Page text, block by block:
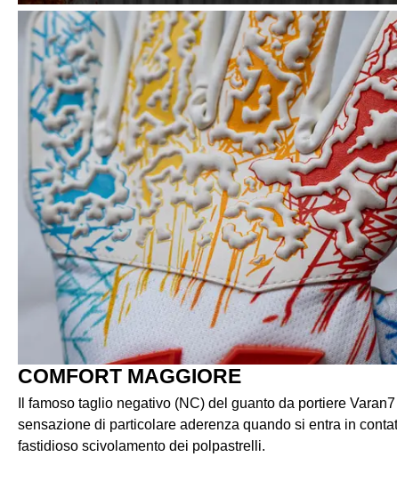
COMFORT MAGGIORE
Il famoso taglio negativo (NC) del guanto da portiere
sensazione di particolare aderenza quando si entra in
fastidioso scivolamento dei polpastrelli.